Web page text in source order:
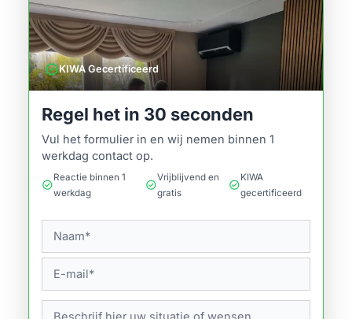
verifiedKIWA Gecertificeerd
Regel het in 30 seconden
Vul het formulier in en wij nemen binnen 1
werkdag contact op.
check_circle
Reactie binnen 1
werkdag
check_circle
Vrijblijvend en
gratis
check_circle
KIWA
gecertificeerd